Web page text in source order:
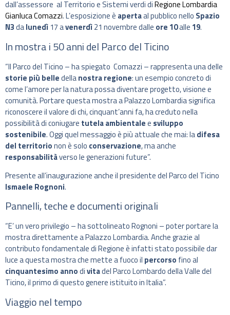
dall’assessore al Territorio e Sistemi verdi diRegione Lombardia
Gianluca Comazzi. L’esposizione è apertaal pubblico nello Spazio
N3dalunedì 17 avenerdì21 novembre dalle ore 10alle 19.
In mostra i 50 anni del Parco del Ticino
“Il Parco del Ticino – ha spiegato Comazzi – rappresenta una delle
storie più belledellanostra regione: un esempio concreto di
come l’amore per la natura possa diventare progetto, visione e
comunità. Portare questa mostra a Palazzo Lombardia significa
riconoscere il valore di chi, cinquant’anni fa, ha creduto nella
possibilità di coniugare tutela ambientalee sviluppo
sostenibile. Oggi quel messaggio è più attuale che mai: ladifesa
del territorionon è solo conservazione, ma anche
responsabilitàverso le generazioni future”.
Presente all’inaugurazione anche il presidente del Parco del Ticino
Ismaele Rognoni.
Pannelli, teche e documenti originali
“E’ un vero privilegio – ha sottolineato Rognoni – poter portare la
mostra direttamente a Palazzo Lombardia. Anche grazie al
contributo fondamentale di Regione è infatti stato possibile dar
luce a questa mostra che mette a fuoco il percorso fino al
cinquantesimo annodivitadel Parco Lombardo della Valle del
Ticino, il primo di questo genere istituito in Italia”.
Viaggio nel tempo